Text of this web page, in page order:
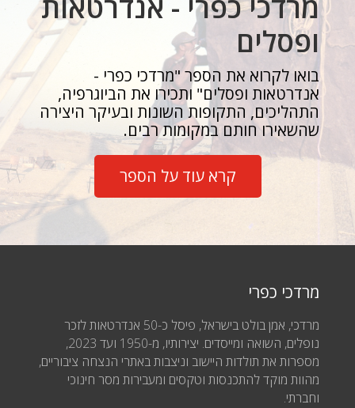
ופסלים
בואו לקרוא את הספר "מרדכי כפרי -
אנדרטאות ופסלים" ותכירו את הביוגרפיה,
התהליכים, התקופות השונות ובעיקר היצירה
שהשאירו חותם במקומות רבים.
קרא עוד על הספר
מרדכי כפרי
מרדכי, אמן בולט בישראל, פיסל כ-50 אנדרטאות לזכר
נופלים, השואה ומייסדים. יצירותיו, מ-1950 ועד 2023,
מספרות את תולדות היישוב וניצבות באתרי הנצחה ציבוריים,
מהוות מוקד להתכנסות וטקסים ומעבירות מסר חינוכי
וחברתי.